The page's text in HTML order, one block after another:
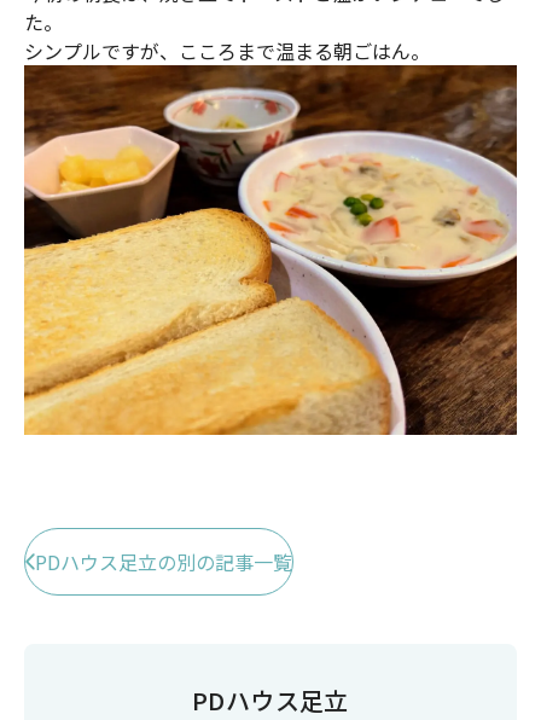
た。
シンプルですが、こころまで温まる朝ごはん。
PDハウス足立の別の記事一覧
PDハウス足立